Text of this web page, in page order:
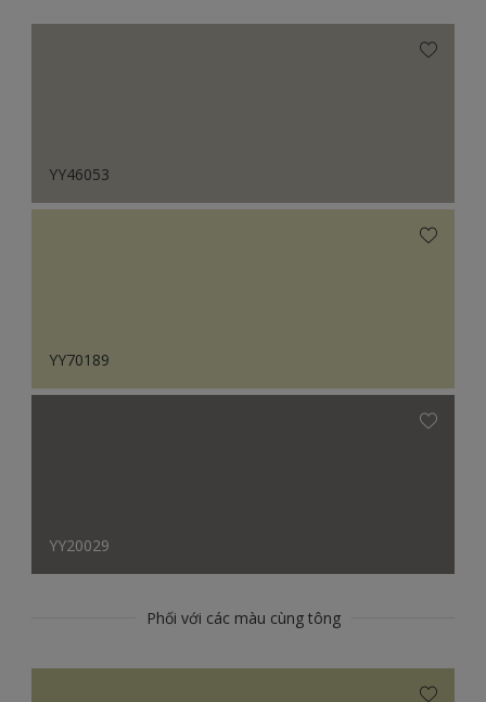
YY46053
YY70189
YY20029
Phối với các màu cùng tông